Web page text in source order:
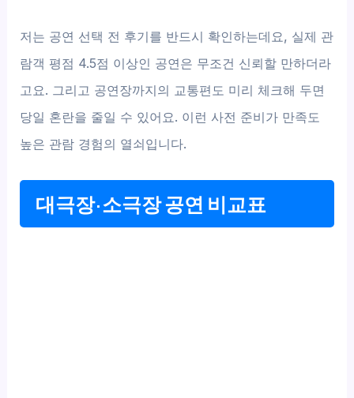
저는 공연 선택 전 후기를 반드시 확인하는데요, 실제 관
람객 평점 4.5점 이상인 공연은 무조건 신뢰할 만하더라
고요. 그리고 공연장까지의 교통편도 미리 체크해 두면
당일 혼란을 줄일 수 있어요. 이런 사전 준비가 만족도
높은 관람 경험의 열쇠입니다.
대극장·소극장 공연 비교표